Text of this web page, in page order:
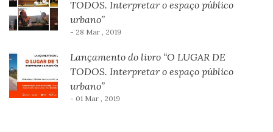
TODOS. Interpretar o espaço público
urbano”
- 28 Mar , 2019
Lançamento do livro “O LUGAR DE
TODOS. Interpretar o espaço público
urbano”
- 01 Mar , 2019